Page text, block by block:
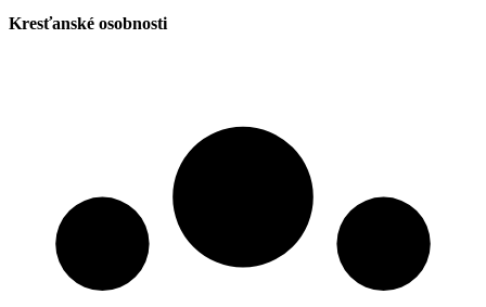
Kresťanské osobnosti